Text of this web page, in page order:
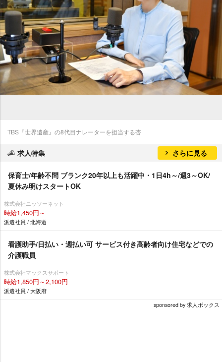
TBS『世界遺産』の8代目ナレーターを担当する杏
求人特集 さらに見る
保育士/年齢不問 ブランク20年以上も活躍中・1日4h～/週3～OK/
夏休み明けスタートOK
株式会社ニッソーネット
時給1,450円～
派遣社員 / 北海道
看護助手/日払い・週払い可 サービス付き高齢者向け住宅などでの
介護職員
株式会社マックスサポート
時給1,850円～2,100円
派遣社員 / 大阪府
sponsored by 求人ボックス